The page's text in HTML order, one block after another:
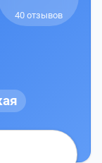
40 отзывов